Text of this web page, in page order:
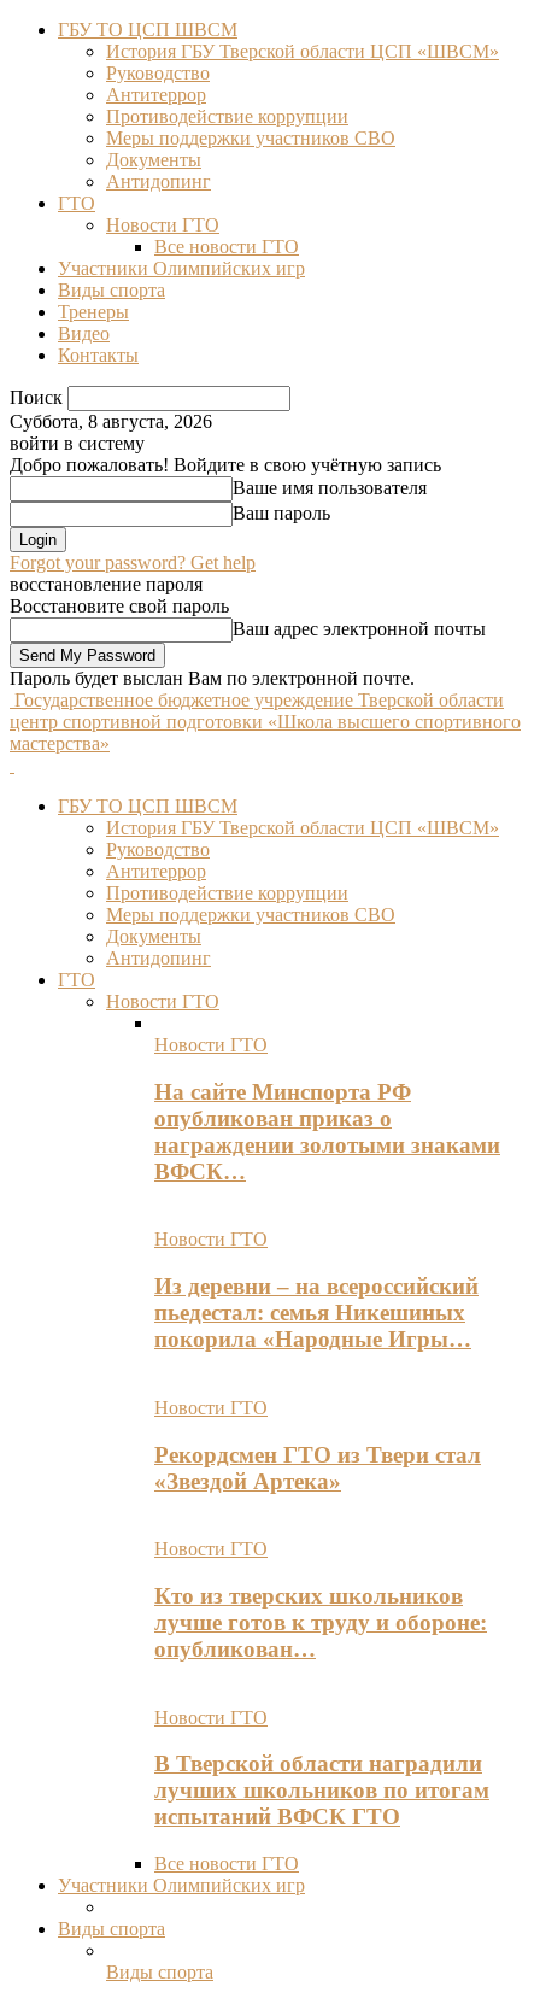
ГБУ ТО ЦСП ШВСМ
История ГБУ Тверской области ЦСП «ШВСМ»
Руководство
Антитеррор
Противодействие коррупции
Меры поддержки участников СВО
Документы
Антидопинг
ГТО
Новости ГТО
Все новости ГТО
Участники Олимпийских игр
Виды спорта
Тренеры
Видео
Контакты
Поиск
Суббота, 8 августа, 2026
войти в систему
Добро пожаловать! Войдите в свою учётную запись
Ваше имя пользователя
Ваш пароль
Forgot your password? Get help
восстановление пароля
Восстановите свой пароль
Ваш адрес электронной почты
Пароль будет выслан Вам по электронной почте.
Государственное бюджетное учреждение Тверской области
центр спортивной подготовки «Школа высшего спортивного
мастерства»
ГБУ ТО ЦСП ШВСМ
История ГБУ Тверской области ЦСП «ШВСМ»
Руководство
Антитеррор
Противодействие коррупции
Меры поддержки участников СВО
Документы
Антидопинг
ГТО
Новости ГТО
Новости ГТО
На сайте Минспорта РФ
опубликован приказ о
награждении золотыми знаками
ВФСК…
Новости ГТО
Из деревни – на всероссийский
пьедестал: семья Никешиных
покорила «Народные Игры…
Новости ГТО
Рекордсмен ГТО из Твери стал
«Звездой Артека»
Новости ГТО
Кто из тверских школьников
лучше готов к труду и обороне:
опубликован…
Новости ГТО
В Тверской области наградили
лучших школьников по итогам
испытаний ВФСК ГТО
Все новости ГТО
Участники Олимпийских игр
Виды спорта
Виды спорта